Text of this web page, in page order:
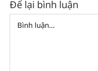
Để lại bình luận